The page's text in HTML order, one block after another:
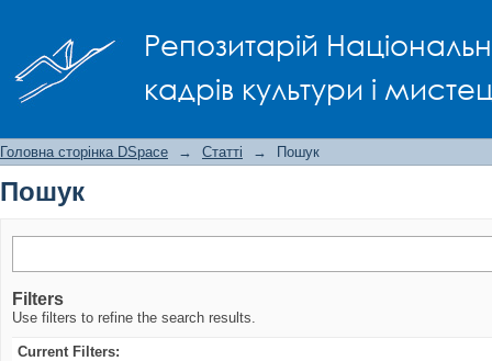
Репозитарій
кадрів культури і
Головна сторінка DSpace → Статті → Пошук
Пошук
Filters
Use filters to refine the search results.
Current Filters: